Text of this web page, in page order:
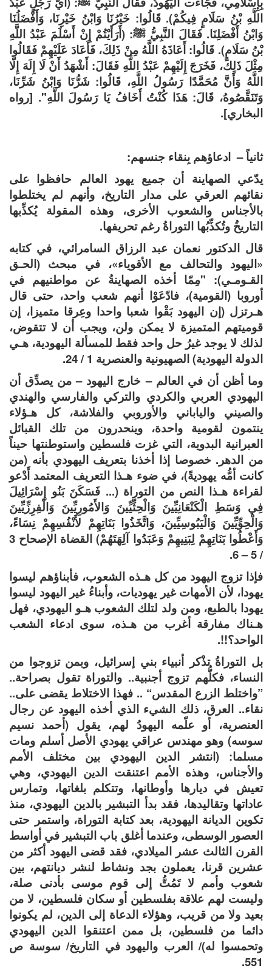
اللَّهِ بْنُ سَلَامٍ فِيكُمْ). قَالُوا: خَيْرُنَا وَابْنُ خَيْرِنَا، وَأَفْضَلُنَا
وَابْنُ أَفْضَلِنَا. فَقَالَ النَّبِيُّ ﷺ: (أَرَأَيْتُمْ إِنْ أَسْلَمَ عَبْدُ اللَّهِ
بْنُ سَلَامٍ). قَالُوا: أَعَاذَهُ اللَّهُ مِنْ ذَلِكَ، فَأَعَادَ عَلَيْهِمْ فَقَالُوا
مِثْلَ ذَلِكَ، فَخَرَجَ إِلَيْهِمْ عَبْدُ اللَّهِ فَقَالَ: أَشْهَدُ أَنْ لَا إِلَهَ إِلَّا
اللَّهُ وَأَنَّ مُحَمَّدًا رَسُولُ اللَّهِ، قَالُوا: شَرُّنَا وَابْنُ شَرِّنَا،
وَتَنَقَّصُوهُ، قَالَ: هَذَا كُنْتُ أَخَافُ يَا رَسُولَ اللَّهِ". [رواه
البخاري].
ثانياً – ادعاؤهم بِنقاء جنسهم:
يدّعي الصهاينة أن جميع يهود العالم حافظوا على
نقائهم العرقي على مدار التاريخ، وأنهم لم يختلطوا
بالأجناس والشعوب الأخرى، وهذه المقولة يُكذِّبها
التاريخُ وتُكذِّبُها التوراةُ رغم تحريفها.
قال الدكتور نعمان عبد الرزاق السامرائي، في كتابه
«اليهود والتحالف مع الأقوياء»، في مبحث (الحـق
القـومـي): "مِمّا أخذه الصهاينةُ عن مواطنيهم في
أوروبا (القومية)، فادّعَوْا أنهم شعب واحد، حتى قال
هـرتزل (إن اليهود بَقْوا شعبا واحدا وعِرقا متميزا، إن
قوميتهم المتميزة لا يمكن ولن، ويجب أن لا تتقوض،
لذلك لا يوجد غيرُ حل واحد فقط للمسألة اليهودية، هـي
الدولة اليهودية) الصهيونية والعنصرية 1 / 24.
وما أظن أن في العالم – خارج اليهود – من يصدِّق أن
اليهودي العربي والكردي والتركي والفارسي والهندي
والصيني والياباني والأوروبي والفلاشة، كل هـؤلاء
ينتمون لقومية واحدة، وينحدرون من تلك القبائل
العبرانية البدوية، التي غزت فلسطين واستوطنتها حيناً
من الدهر. خصوصا إذا أخذنا بتعريف اليهودي بأنه (من
كانت أمُّه يهوديةً)، في ضوء هـذا التعريف المعتمد أَدْعو
لقراءة هـذا النص من التوراة (... فَسَكَنَ بَنُو إِسْرَائِيلَ
فِي وَسَطِ الْكَنْعَانِيِّينَ وَالْحِثِّيِّينَ وَالأَمُورِيِّينَ وَالْفِرِزِّيِّينَ
وَالْحِوِّيِّينَ وَالْيَبُوسِيِّينَ، وَاتَّخَذُوا بَنَاتِهِمْ لأَنْفُسِهِمْ نِسَاءً،
وَأَعْطُوا بَنَاتِهِمْ لِبَنِيهِمْ وَعَبَدُوا آلِهَتَهُمْ) القضاة الإصحاح 3
/ 5 – 6.
فإذا تزوج اليهود من كل هـذه الشعوب، فأبناؤهم ليسوا
يهودا، لأن الأمهات غير يهوديات، وأبناءُ غير اليهود ليسوا
يهودا بالطبع، ومن ولد لتلك الشعوب هـو اليهودي، فهل
هـناك مفارقة أغرب من هـذه، سوى ادعاء الشعب
الواحد؟!!.
بل التوراةُ تذْكر أنبياء بني إسرائيل، وبمن تزوجوا من
النساء، فكلُّهم تزوج أجنبية.. والتوراة تقول بصراحة..
”واختلط الزرع المقدس“ .. فهذا الاختلاط يقضى على..
نقاء.. العرق، ذلك الشيء الذي أخذه اليهود عن رجال
العنصرية، أو علّمه اليهودُ لهم، يقول (أحمد نسيم
سوسه) وهو مهندس عراقي يهودي الأصل أسلم ومات
مسلما: (انتشر الدين اليهودي بين مختلف الأمم
والأجناس، وهذه الأمم اعتنقت الدين اليهودي، وهي
تعيش في ديارها وأوطانها، وتتكلم بلغاتها، وتمارس
عاداتها وتقاليدها، فقد بدأ التبشير بالدين اليهودي، منذ
تكوين الديانة اليهودية، بعد كتابة التوراة، واستمر حتى
العصور الوسطى، وعندما أغلق باب التبشير في أواسط
القرن الثالث عشر الميلادي، فقد قضى اليهود أكثر من
عشرين قرنا، يعملون بجد ونشاط لنشر ديانتهم، بين
شعوب وأمم لا تَمُتُّ إلى قوم موسى بأدنى صلة،
وليست لهم علاقة بفلسطين أو سكان فلسطين، لا من
بعيد ولا من قريب، وهؤلاء الدعاة إلى الدين، لم يكونوا
دائما من فلسطين، بل ممن اعتنقوا الدين اليهودي
وتحمسوا له)/ العرب واليهود في التاريخ/ سوسة ص
551.